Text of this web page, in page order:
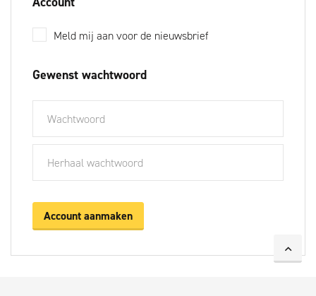
Meld mij aan voor de nieuwsbrief
Gewenst wachtwoord
Account aanmaken